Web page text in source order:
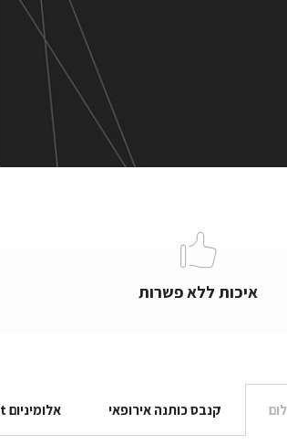
איכות ללא פשרות
קנבס כותנה אירופאי אלומיניום Metal Print